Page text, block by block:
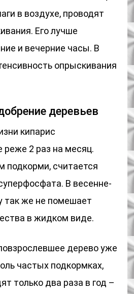
в воздухе, проводят
Его лучше
и вечерние часы. В
опрыскивания
деревьев
кипарис
2 раз на месяц.
подкорми, считается
В весенне-
так же не помешает
в жидком виде.
дерево уже
частых подкормках,
только два раза в год –